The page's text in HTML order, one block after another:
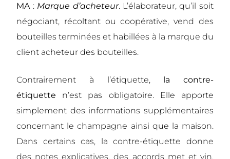
MA: Marque d’acheteur.L’élaborateur, qu’il soit
négociant, récoltant ou coopérative, vend des
bouteilles terminées et habillées à la marque du
client acheteur des bouteilles.
Contrairement à l’étiquette, la contre-
étiquette n’est pas obligatoire. Elle apporte
simplement des informations supplémentaires
concernant le champagne ainsi que la maison.
Dans certains cas, la contre-étiquette donne
des notes explicatives, des accords met et vin,